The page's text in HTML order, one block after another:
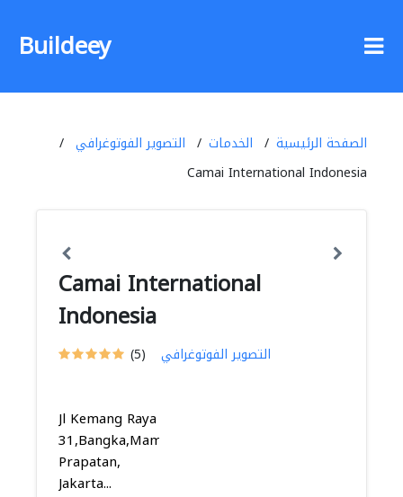
Buildeey
الصفحة الرئيسية الخدمات
التصوير الفوتوغرافي
Camai International Indonesia
Camai International
Indonesia
(5) التصوير الفوتوغرافي
Jl Kemang Raya
31,Bangka,Mampang
Prapatan,
Jakarta...